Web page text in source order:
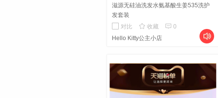
滋源无硅油洗发水氨基酸生姜535洗护
发套装
对比
 收藏  0
Hello Kitty公主小店
